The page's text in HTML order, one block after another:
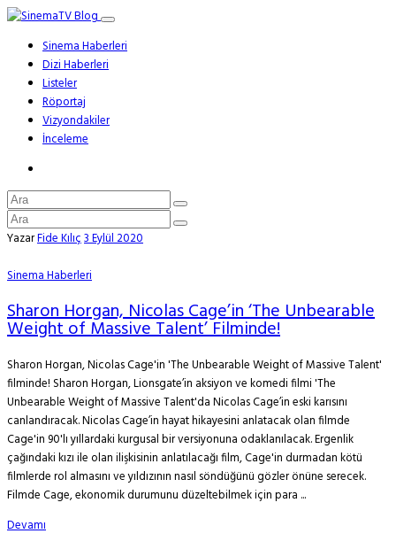
Sinema Haberleri
Dizi Haberleri
Listeler
Röportaj
Vizyondakiler
İnceleme
YazarFide Kılıç3 Eylül 2020
Sinema Haberleri
Sharon Horgan, Nicolas Cage’in ‘The Unbearable
Weight of Massive Talent’ Filminde!
Sharon Horgan, Nicolas Cage'in 'The Unbearable Weight of Massive Talent'
filminde! Sharon Horgan, Lionsgate’in aksiyon ve komedi filmi 'The
Unbearable Weight of Massive Talent'da Nicolas Cage’in eski karısını
canlandıracak. Nicolas Cage’in hayat hikayesini anlatacak olan filmde
Cage'in 90'lı yıllardaki kurgusal bir versiyonuna odaklanılacak. Ergenlik
çağındaki kızı ile olan ilişkisinin anlatılacağı film, Cage'in durmadan kötü
filmlerde rol almasını ve yıldızının nasıl söndüğünü gözler önüne serecek.
Filmde Cage, ekonomik durumunu düzeltebilmek için para ...
Devamı